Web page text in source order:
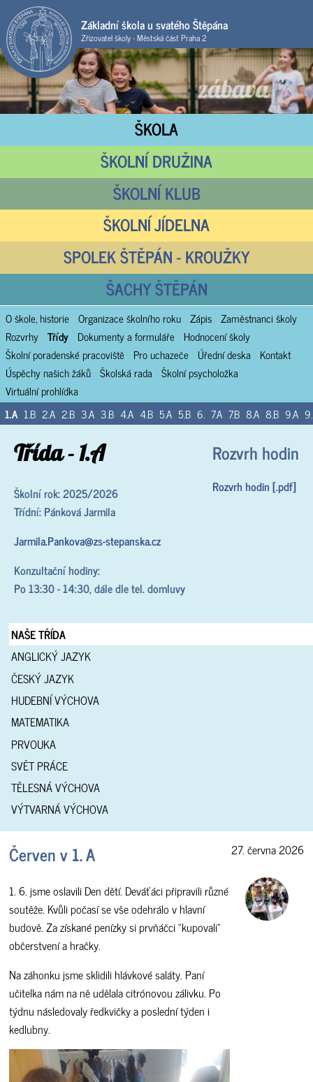
Základní škola u svatého Štěpána
Zřizovatel školy - Městská část Praha 2
ŠKOLA
ŠKOLNÍ DRUŽINA
ŠKOLNÍ KLUB
ŠKOLNÍ JÍDELNA
SPOLEK ŠTĚPÁN - KROUŽKY
ŠACHY ŠTĚPÁN
O škole, historie Organizace školního roku Zápis Zaměstnanci školy
Rozvrhy Třídy Dokumenty a formuláře
Hodnocení školy
Školní poradenské pracoviště
Pro uchazeče Úřední deska
Kontakt
Úspěchy našich žáků Školská rada Školní psycholožka
Virtuální prohlídka
1.A 1.B 2.A 2.B 3.A 3.B 4.A 4.B 5.A 5.B 6. 7.A 7.B 8.A 8.B 9.A
Rozvrh hodin
Rozvrh hodin [.pdf]
Třída - 1.A
Školní rok: 2025/2026
Třídní: Pánková Jarmila
Jarmila.Pankova@zs-stepanska.cz
Konzultační hodiny:
Po 13:30 - 14:30, dále dle tel. domluvy
NAŠE TŘÍDA
ANGLICKÝ JAZYK
ČESKÝ JAZYK
HUDEBNÍ VÝCHOVA
MATEMATIKA
PRVOUKA
SVĚT PRÁCE
TĚLESNÁ VÝCHOVA
VÝTVARNÁ VÝCHOVA
Červen v 1. A
1. 6. jsme oslavili Den dětí. Deváťáci připravili různé
soutěže. Kvůli počasí se vše odehrálo v hlavní
budově. Za získané penízky si prvňáčci "kupovali"
občerstvení a hračky.
Na záhonku jsme sklidili hlávkové saláty. Paní
učitelka nám na ně udělala citrónovou zálivku. Po
týdnu následovaly ředkvičky a poslední týden i
kedlubny.
27. června 2026